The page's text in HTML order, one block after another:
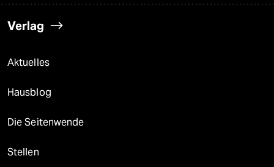
Verlag
Aktuelles
Hausblog
Die Seitenwende
Stellen